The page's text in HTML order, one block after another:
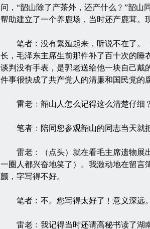
问，“韶山除了产茶外，还产什么﹖”韶山
帮助建立了一个养鹿场，当时还产鹿茸。
笔者﹕没有繁殖起来，听说不在了。（
长，毛泽东主席生前那件补了百十次的睡
谈判没有手表，是郭老送给他一块自己戴
件事很快成了共产党人的清廉和国民党的
雷老﹕韶山人怎么记得这么清楚仔细﹖
笔者﹕陪同您参观韶山的同志当天就把
雷老﹕（点头）就在看毛主席遗物展出
一圈人都兴奋地笑了）。我激动地在留言
颤，字写得不好。
笔者﹕不。您写得太好了﹗意义深远。
雷老﹕我记得当时还请高秘书读了湖南